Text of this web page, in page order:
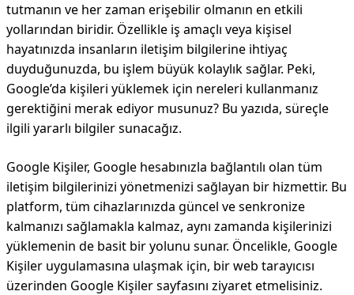
tutmanın ve her zaman erişebilir olmanın en etkili
yollarından biridir. Özellikle iş amaçlı veya kişisel
hayatınızda insanların iletişim bilgilerine ihtiyaç
duyduğunuzda, bu işlem büyük kolaylık sağlar. Peki,
Google’da kişileri yüklemek için nereleri kullanmanız
gerektiğini merak ediyor musunuz? Bu yazıda, süreçle
ilgili yararlı bilgiler sunacağız.
Google Kişiler, Google hesabınızla bağlantılı olan tüm
iletişim bilgilerinizi yönetmenizi sağlayan bir hizmettir. Bu
platform, tüm cihazlarınızda güncel ve senkronize
kalmanızı sağlamakla kalmaz, aynı zamanda kişilerinizi
yüklemenin de basit bir yolunu sunar. Öncelikle, Google
Kişiler uygulamasına ulaşmak için, bir web tarayıcısı
üzerinden Google Kişiler sayfasını ziyaret etmelisiniz.